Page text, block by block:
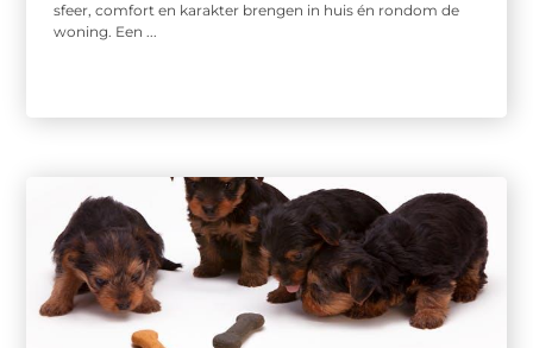
sfeer, comfort en karakter brengen in huis én rondom de
woning. Een ...